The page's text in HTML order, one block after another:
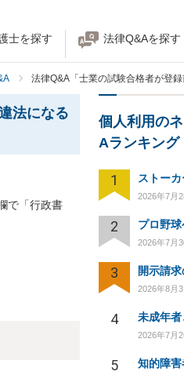
士を探す 法律Q&Aを探す
法律Q&A「士業の試験合格者が登
法になる
で「行政書
個人利用の
Aランキング
1 ストー
2026年7月
2
2026年7月
3
2026年8月3
4
2026年7月
5